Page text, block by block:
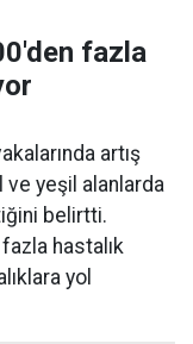
fazla
artış
ve yeşil alanlarda
belirtti.
hastalık
yol